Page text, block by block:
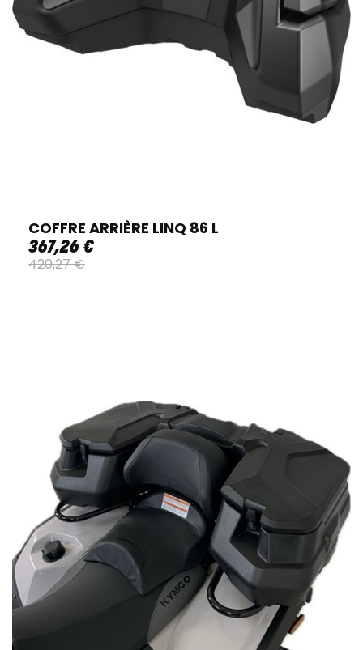
COFFRE ARRIÈRE LINQ 86 L
367,26 €
420,27€